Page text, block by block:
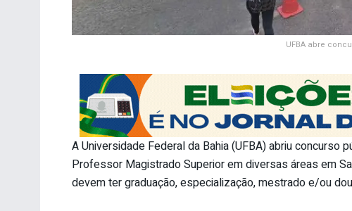
UFBA abre
A Universidade Federal da Bahia (UFBA) abriu concurso
Professor Magistrado Superior em diversas áreas em
devem ter graduação, especialização, mestrado e/ou